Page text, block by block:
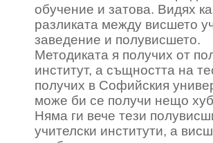
обучение и затова. Видях
разликата между висшето
заведение и полувисшето.
Методиката я получих от
институт, а същността на
получих в Софийския
може би се получи нещо
Няма ги вече тези
учителски институти, а